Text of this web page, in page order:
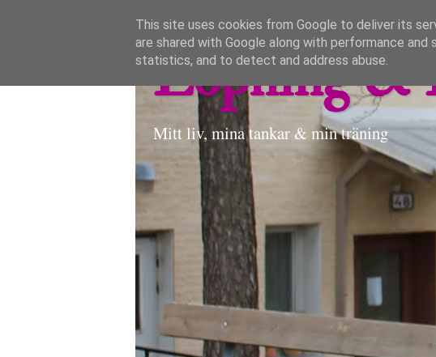
Löpning &
Mitt liv, mina tankar & min träning
This site uses cookies from Google to deliver its
are shared with Google along with performance
statistics, and to detect and address abuse.